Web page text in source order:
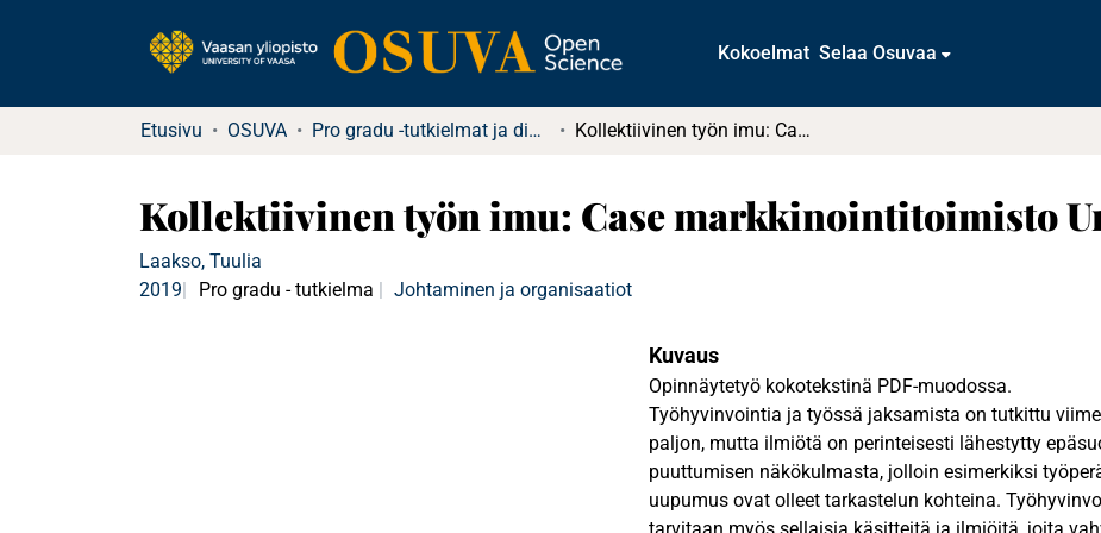
Kokoelmat Selaa Osuvaa
Etusivu OSUVA Pro gradu -tutkielmat ja diplomityöt (rajattu saatavuus) Kollektiivinen työn imu: Case markkinointitoimisto Unfair
Kollektiivinen työn imu: Case markkinointitoimisto
Laakso, Tuulia
2019
Pro gradu - tutkielma Johtaminen ja organisaatiot
Kuvaus
Opinnäytetyö kokotekstinä PDF-muodossa.
Työhyvinvointia ja työssä jaksamista on tutkittu
paljon, mutta ilmiötä on perinteisesti lähestytty
puuttumisen näkökulmasta, jolloin esimerkiksi
uupumus ovat olleet tarkastelun kohteina.